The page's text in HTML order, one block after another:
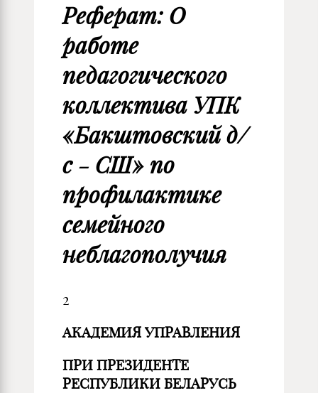
Реферат: О
работе
педагогического
коллектива УПК
«Бакштовский д/
с - СШ» по
профилактике
семейного
неблагополучия
2
АКАДЕМИЯ УПРАВЛЕНИЯ
ПРИ ПРЕЗИДЕНТЕ
РЕСПУБЛИКИ БЕЛАРУСЬ